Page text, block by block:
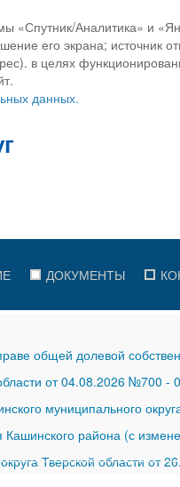
«Спутник/Аналитика» и
его экрана; источник
в целях
данных.
ДОКУМЕНТЫ
общей долевой
от 04.08.2026 №700 -
муниципального
Кашинского района (с
Тверской области от